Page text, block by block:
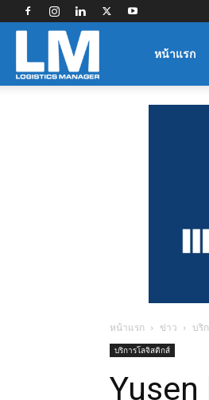
Logisticsหน้าแรก
หน้าแรก ข่าว บริ
บริการโลจิสติกส์